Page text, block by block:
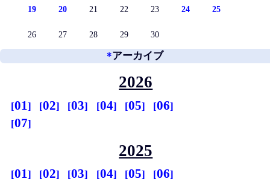
19 20 21 22 23 24 25
26 27 28 29 30
*アーカイブ
2026
01 02 03 04 05
06
07
2025
01 02 03 04 05
06